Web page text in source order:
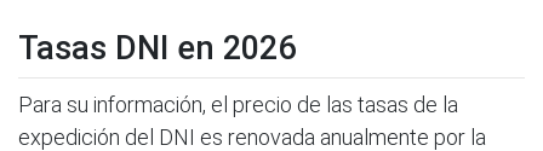
Tasas DNI en 2026
Para su información, el precio de las tasas de la
expedición del DNI es renovada anualmente por la